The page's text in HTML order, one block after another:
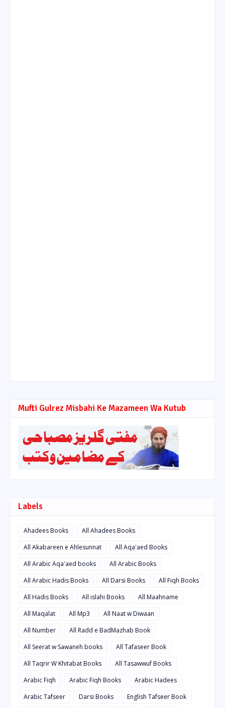
Mufti Gulrez Misbahi Ke Mazameen Wa Kutub
Labels
Ahadees Books
All Ahadees Books
All Akabareen e Ahlesunnat
All Aqa'aed Books
All Arabic Aqa'aed books
All Arabic Books
All Arabic Hadis Books
All Darsi Books
All Fiqh Books
All Hadis Books
All islahi Books
All Maahname
All Maqalat
All Mp3
All Naat w Diwaan
All Number
All Radd e BadMazhab Book
All Seerat w Sawaneh books
All Tafaseer Book
All Taqrir W Khitabat Books
All Tasawwuf Books
Arabic Fiqh
Arabic Fiqh Books
Arabic Hadees
Arabic Tafseer
Darsi Books
English Tafseer Book